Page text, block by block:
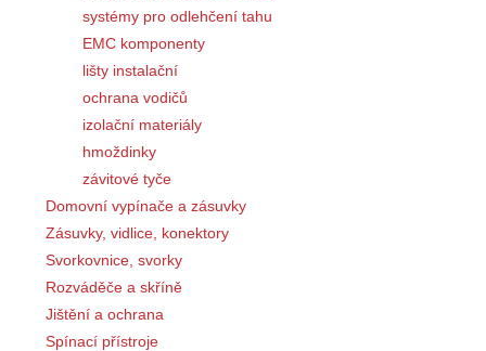
systémy pro odlehčení tahu
EMC komponenty
lišty instalační
ochrana vodičů
izolační materiály
hmoždinky
závitové tyče
Domovní vypínače a zásuvky
Zásuvky, vidlice, konektory
Svorkovnice, svorky
Rozváděče a skříně
Jištění a ochrana
Spínací přístroje